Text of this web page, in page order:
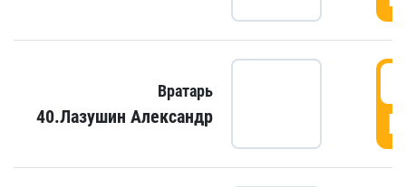
Вратарь
40.Лазушин Александр